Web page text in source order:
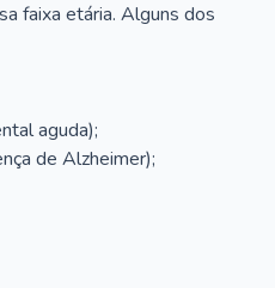
faixa etária. Alguns dos
aguda);
de Alzheimer);